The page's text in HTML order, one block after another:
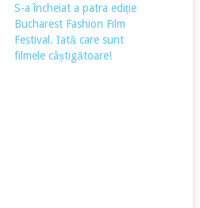
S-a încheiat a patra ediție
Bucharest Fashion Film
Festival. Iată care sunt
filmele câștigătoare!